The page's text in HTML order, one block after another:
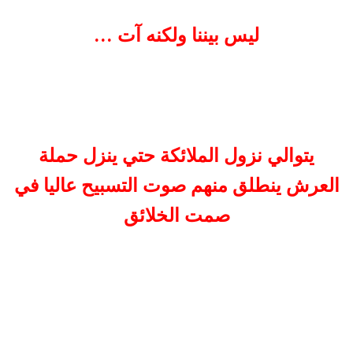
ليس بيننا ولكنه آت ...
يتوالي نزول الملائكة حتي ينزل حملة
العرش ينطلق منهم صوت التسبيح عاليا في
صمت الخلائق